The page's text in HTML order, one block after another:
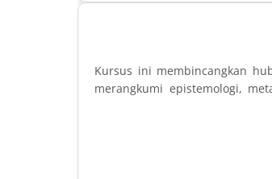
Kursus ini membincangkan
merangkumi epistemologi,